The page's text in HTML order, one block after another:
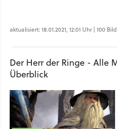
aktualisiert: 18.01.2021, 12:01 Uhr | 100
Der Herr der Ringe - Alle
Überblick